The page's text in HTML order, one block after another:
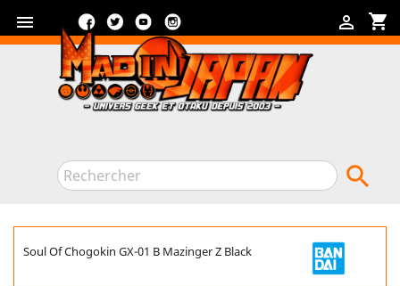
 shopping_cart

FacebookTwitterYouTube

Soul Of Chogokin GX-01 B Mazinger Z Black